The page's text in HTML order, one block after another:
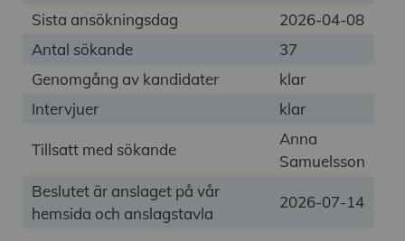
Sista ansökningsdag
2026-04-08
Antal sökande
37
Genomgång av kandidater
klar
Intervjuer
klar
Tillsatt med sökande
Anna
Samuelsson
Beslutet är anslaget på vår
hemsida och anslagstavla
2026-07-14